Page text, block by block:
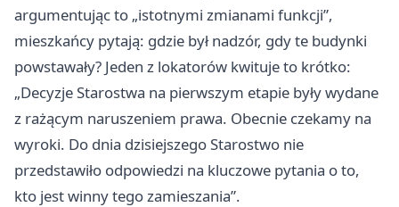
argumentując to „istotnymi zmianami funkcji”,
mieszkańcy pytają: gdzie był nadzór, gdy te budynki
powstawały? Jeden z lokatorów kwituje to krótko:
„Decyzje Starostwa na pierwszym etapie były wydane
z rażącym naruszeniem prawa. Obecnie czekamy na
wyroki. Do dnia dzisiejszego Starostwo nie
przedstawiło odpowiedzi na kluczowe pytania o to,
kto jest winny tego zamieszania”.